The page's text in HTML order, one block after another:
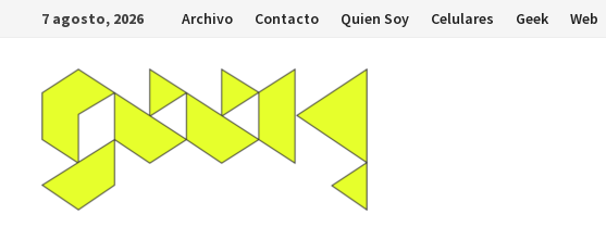
Saltar
contenido
7 agosto, 2026 Archivo Contacto Quien Soy Celulares Geek Web